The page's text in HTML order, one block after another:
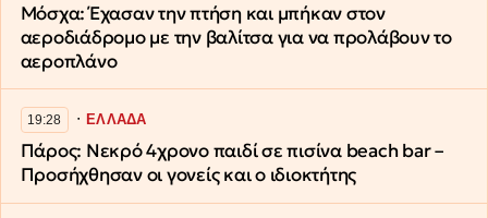
Μόσχα: Έχασαν την πτήση και μπήκαν στον
αεροδιάδρομο με την βαλίτσα για να προλάβουν το
αεροπλάνο
19:28 ∙ΕΛΛΑΔΑ
Πάρος: Νεκρό 4χρονο παιδί σε πισίνα beach bar –
Προσήχθησαν οι γονείς και ο ιδιοκτήτης